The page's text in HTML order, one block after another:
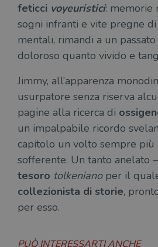
feticci voyeuristici: memorie
sogni infranti e vite pregne di
mentali, rimandi a un
doloroso quanto vivido e
Jimmy, all’apparenza
usurpatore senza riserva
pagine alla ricerca di
un impalpabile ricordo
capitolo un volto sempre più
sofferente. Un tanto anelato
tesoro tolkenianoper il
collezionista di storie,
per esso.
PUÒ INTERESSARTI ANCHE